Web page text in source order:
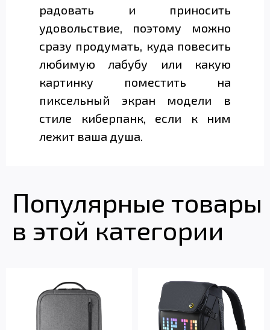
радовать и приносить
удовольствие, поэтому можно
сразу продумать, куда повесить
любимую лабубу или какую
картинку поместить на
пиксельный экран модели в
стиле киберпанк, если к ним
лежит ваша душа.
Популярные товары
в этой категории